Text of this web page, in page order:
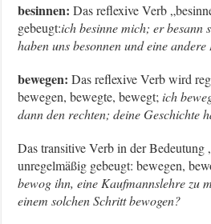
besinnen: Das reflexive Verb
gebeugt:ich besinne mich; er besann
haben uns besonnen und eine andere
bewegen: Das reflexive Verb wird
bewegen, bewegte, bewegt;ich
dann den rechten; deine Geschichte
Das transitive Verb in der Bedeutung
unregelmäßig gebeugt: bewegen,
bewog ihn, eine Kaufmannslehre zu
einem solchen Schritt bewogen?